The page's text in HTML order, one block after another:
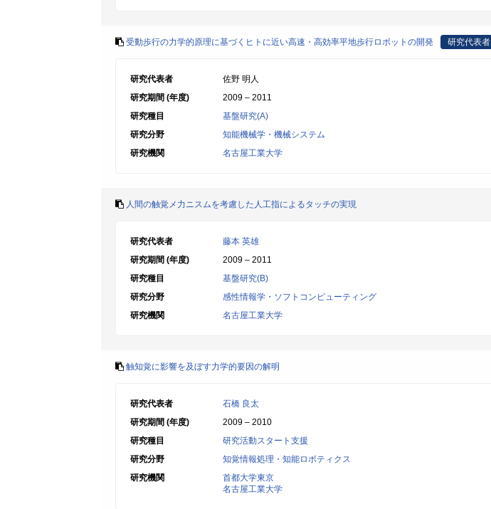
受動歩行の力学的原理に基づくヒトに近い高速・高効率平地歩行ロボットの開発 研究代表者
研究代表者
佐野 明人
研究期間 (年度)
2009 – 2011
研究種目
基盤研究(A)
研究分野
知能機械学・機械システム
研究機関
名古屋工業大学
人間の触覚メ力ニスムを考慮した人工指によるタッチの実現
研究代表者
藤本 英雄
研究期間 (年度)
2009 – 2011
研究種目
基盤研究(B)
研究分野
感性情報学・ソフトコンピューティング
研究機関
名古屋工業大学
触知覚に影響を及ぼす力学的要因の解明
研究代表者
石橋 良太
研究期間 (年度)
2009 – 2010
研究種目
研究活動スタート支援
研究分野
知覚情報処理・知能ロボティクス
研究機関
首都大学東京
名古屋工業大学